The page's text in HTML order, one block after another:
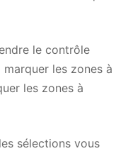
le contrôle
les zones à
les zones à
sélections vous